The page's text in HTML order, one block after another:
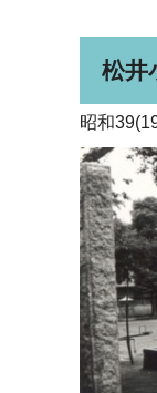
松井
昭和